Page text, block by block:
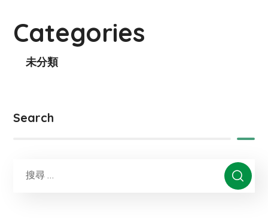
Categories
未分類
Search